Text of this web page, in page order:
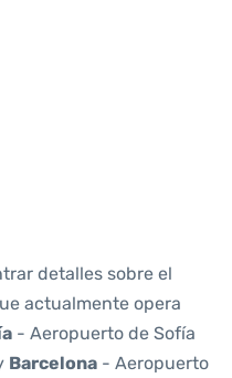
detalles sobre el
actualmente opera
- Aeropuerto de Sofía
Barcelona - Aeropuerto